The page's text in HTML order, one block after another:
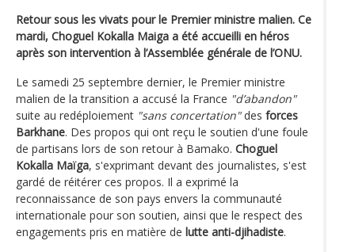
Retour sous les vivats pour le Premier ministre malien. Ce
mardi, Choguel Kokalla Maiga a été accueilli en héros
après son intervention à l’Assemblée générale de l’ONU.
Le samedi 25 septembre dernier, le Premier ministre
malien de la transition a accusé la France "d’abandon"
suite au redéploiement "sans concertation"des forces
Barkhane. Des propos qui ont reçu le soutien d'une foule
de partisans lors de son retour à Bamako. Choguel
Kokalla Maïga, s'exprimant devant des journalistes, s'est
gardé de réitérer ces propos. Il a exprimé la
reconnaissance de son pays envers la communauté
internationale pour son soutien, ainsi que le respect des
engagements pris en matière de lutte anti-djihadiste.